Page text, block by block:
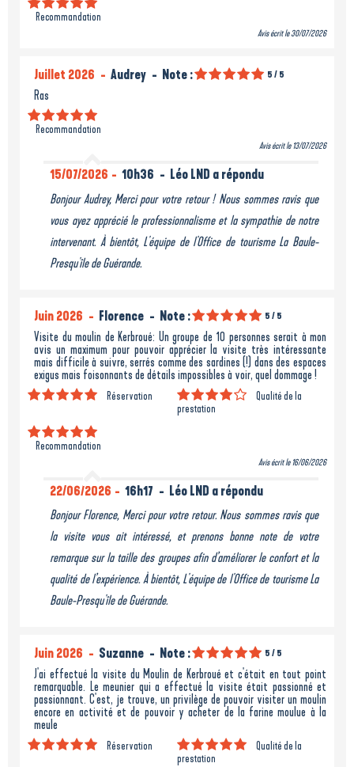
Recommandation
Avis écrit le 30/07/2026
Juillet 2026 Audrey Note : 5 / 5
Ras
Recommandation
Avis écrit le 13/07/2026
15/07/2026 10h36
Léo LND a répondu
Bonjour Audrey, Merci pour votre retour ! Nous sommes ravis que
vous ayez apprécié le professionnalisme et la sympathie de notre
intervenant. À bientôt, L'équipe de l'Office de tourisme La Baule-
Presqu'île de Guérande.
Juin 2026 Florence Note : 5 / 5
Visite du moulin de Kerbroué: Un groupe de 10 personnes serait à mon
avis un maximum pour pouvoir apprécier la visite très intéressante
mais difficile à suivre, serrés comme des sardines (!) dans des espaces
exigus mais foisonnants de détails impossibles à voir, quel dommage !
Réservation
Qualité de la
prestation
Recommandation
Avis écrit le 16/06/2026
22/06/2026 16h17
Léo LND a répondu
Bonjour Florence, Merci pour votre retour. Nous sommes ravis que
la visite vous ait intéressé, et prenons bonne note de votre
remarque sur la taille des groupes afin d’améliorer le confort et la
qualité de l’expérience. À bientôt, L'équipe de l'Office de tourisme La
Baule-Presqu'île de Guérande.
Juin 2026 Suzanne Note : 5 / 5
J'ai effectué la visite du Moulin de Kerbroué et c'était en tout point
remarquable. Le meunier qui a effectué la visite était passionné et
passionnant. C'est, je trouve, un privilège de pouvoir visiter un moulin
encore en activité et de pouvoir y acheter de la farine moulue à la
meule
Réservation
Qualité de la
prestation